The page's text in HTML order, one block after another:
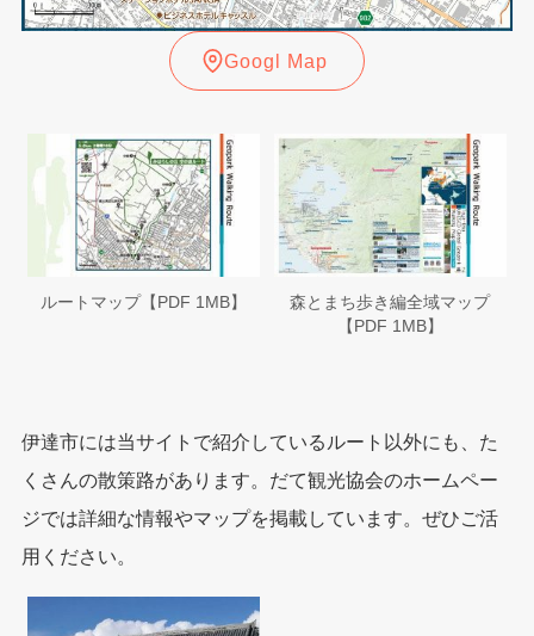
Googl Map
ルートマップ【PDF 1MB】
森とまち歩き編全域マップ
【PDF 1MB】
伊達市には当サイトで紹介しているルート以外にも、た
くさんの散策路があります。だて観光協会のホームペー
ジでは詳細な情報やマップを掲載しています。ぜひご活
用ください。